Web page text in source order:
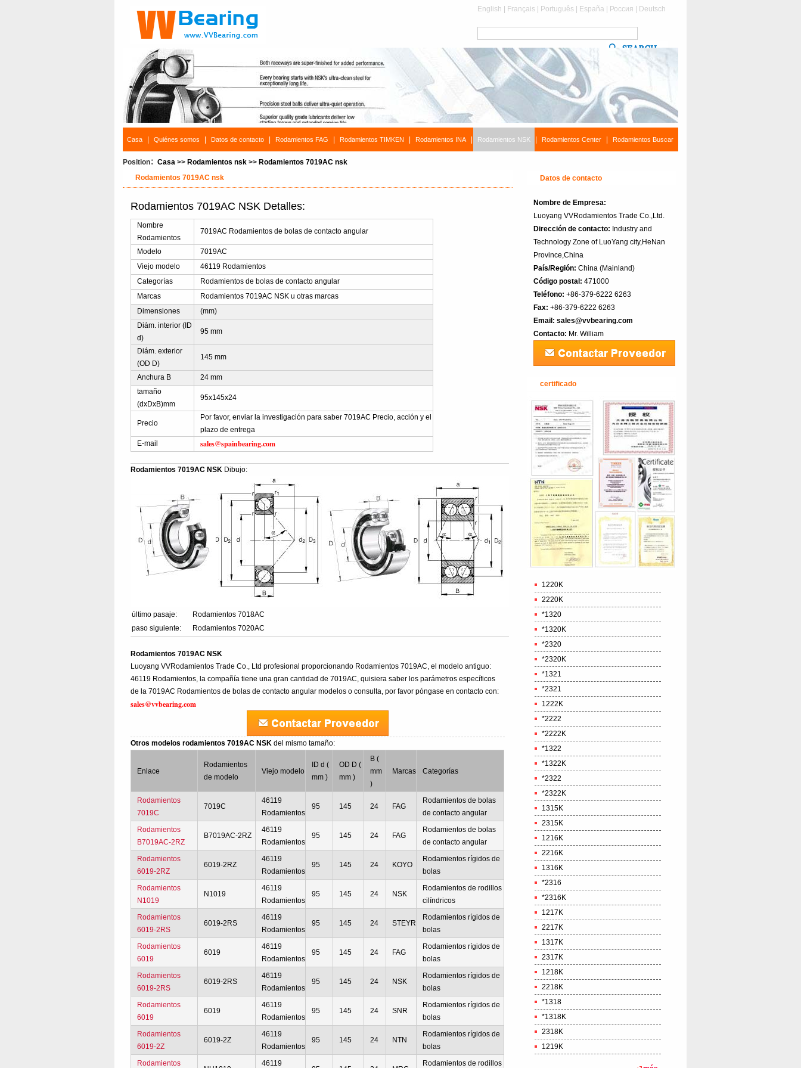
English Français Português España Россия Deutsch
Casa Quiénes somos Datos de contacto Rodamientos FAG Rodamientos TIMKEN Rodamientos INA Rodamientos NSK Rodamientos Center Rodamientos Buscar
Position： Casa >> Rodamientos nsk >> Rodamientos 7019AC nsk
Rodamientos 7019AC nsk
Rodamientos 7019AC NSK Detalles:
Nombre
Rodamientos
7019AC Rodamientos de bolas de contacto angular
Modelo
7019AC
Viejo modelo
46119 Rodamientos
Categorías
Rodamientos de bolas de contacto angular
Marcas
Rodamientos 7019AC NSK u otras marcas
Dimensiones
(mm)
Diám. interior (ID
d)
95 mm
Diám. exterior
(OD D)
145 mm
Anchura B
24 mm
tamaño
(dxDxB)mm
95x145x24
Precio
Por favor, enviar la investigación para saber 7019AC Precio, acción y el
plazo de entrega
E-mail
sales@spainbearing.com
Rodamientos 7019AC NSK Dibujo:
último pasaje:
Rodamientos 7018AC
paso siguiente:
Rodamientos 7020AC
Rodamientos 7019AC NSK
Luoyang VVRodamientos Trade Co., Ltd profesional proporcionando Rodamientos 7019AC, el modelo antiguo:
46119 Rodamientos, la compañía tiene una gran cantidad de 7019AC, quisiera saber los parámetros específicos
de la 7019AC Rodamientos de bolas de contacto angular modelos o consulta, por favor póngase en contacto con:
sales@vvbearing.com
Otros modelos rodamientos 7019AC NSKdel mismo tamaño:
Enlace
Rodamientos
de modelo
Viejo modelo
ID d (
mm )
OD D (
mm )
B (
mm
)
Marcas Categorías
Rodamientos
7019C
7019C
46119
Rodamientos
95 145 24 FAG
Rodamientos de bolas
de contacto angular
Rodamientos
B7019AC-2RZ
B7019AC-2RZ
46119
Rodamientos
95 145 24 FAG
Rodamientos de bolas
de contacto angular
Rodamientos
6019-2RZ
6019-2RZ
46119
Rodamientos
95 145 24 KOYO
Rodamientos rígidos de
bolas
Rodamientos
N1019
N1019
46119
Rodamientos
95 145 24 NSK
Rodamientos de rodillos
cilíndricos
Rodamientos
6019-2RS
6019-2RS
46119
Rodamientos
95 145 24 STEYR
Rodamientos rígidos de
bolas
Rodamientos
6019
6019
46119
Rodamientos
95 145 24 FAG
Rodamientos rígidos de
bolas
Rodamientos
6019-2RS
6019-2RS
46119
Rodamientos
95 145 24 NSK
Rodamientos rígidos de
bolas
Rodamientos
6019
6019
46119
Rodamientos
95 145 24 SNR
Rodamientos rígidos de
bolas
Rodamientos
6019-2Z
6019-2Z
46119
Rodamientos
95 145 24 NTN
Rodamientos rígidos de
bolas
Rodamientos
46119 Rodamientos de rodillos
Datos de contacto
Nombre de Empresa:
Luoyang VVRodamientos Trade Co.,Ltd.
Dirección de contacto: Industry and
Technology Zone of LuoYang city,HeNan
Province,China
País/Región: China (Mainland)‎
Código postal: 471000
Teléfono: +86-379-6222 6263
Fax: +86-379-6222 6263
Email: sales@vvbearing.com
Contacto: Mr. William
certificado
1220K
2220K
*1320
*1320K
*2320
*2320K
*1321
*2321
1222K
*2222
*2222K
*1322
*1322K
*2322
*2322K
1315K
2315K
1216K
2216K
1316K
*2316
*2316K
1217K
2217K
1317K
2317K
1218K
2218K
*1318
*1318K
2318K
1219K